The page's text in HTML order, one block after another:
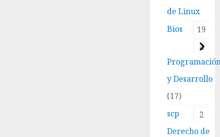
de Linux
19
Bios
4
y Desarrollo
17
scp
2
Derecho de